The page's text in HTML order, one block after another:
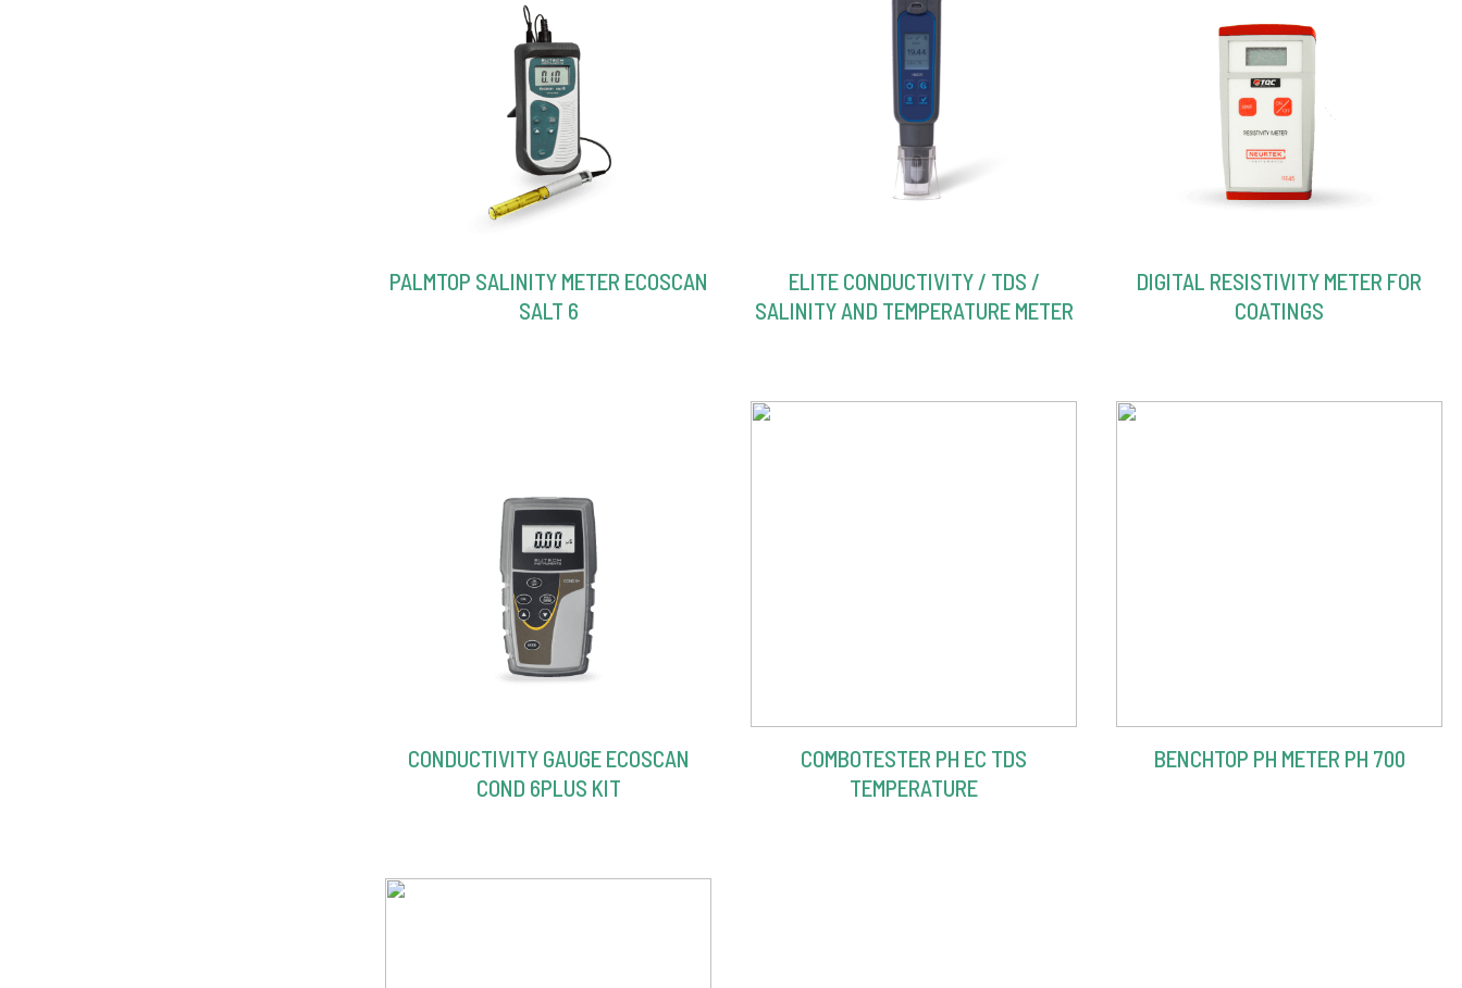
PALMTOP SALINITY METER ECOSCAN
SALT 6
ELITE CONDUCTIVITY / TDS /
SALINITY AND TEMPERATURE METER
DIGITAL RESISTIVITY METER FOR
COATINGS
CONDUCTIVITY GAUGE ECOSCAN
COND 6PLUS KIT
COMBOTESTER PH EC TDS
TEMPERATURE
BENCHTOP PH METER PH 700